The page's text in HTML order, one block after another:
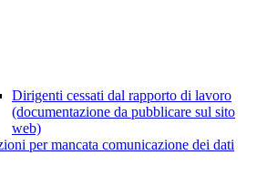
Dirigenti cessati dal rapporto di lavoro
(documentazione da pubblicare sul sito
web)
per mancata comunicazione dei dati